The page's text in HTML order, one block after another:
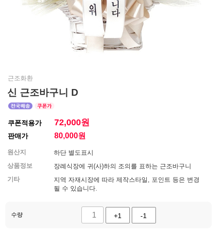
근조화환
신 근조바구니 D
쿠폰적용가 72,000원
판매가 80,000원
원산지
하단 별도표시
상품정보
장례식장에 귀(사)하의 조의를 표하는 근조바구니
기타
지역 자재시장에 따라 제작스타일, 포인트 등은 변경
될 수 있습니다.
수량 +1 -1